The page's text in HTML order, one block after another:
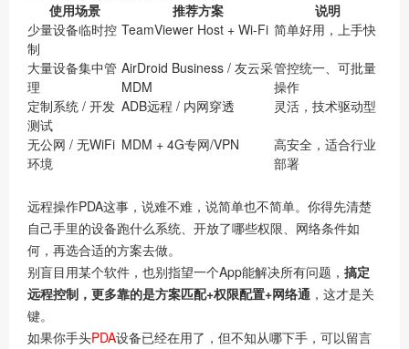
使用场景
推荐方案
说明
少量设备临时控
制
TeamViewer Host + Wi-Fi 简单好用，上手快
大量设备集中管
理
AirDroid Business / 友云采
MDM
管控统一、可批量
操作
定制系统 / 开发
测试
ADB远程 / 内网穿透 灵活，技术驱动型
无公网 / 无WiFi
环境
MDM + 4G专网/VPN
高安全，适合行业
部署
远程操作PDA这事，说难不难，说简单也不简单。你得先清楚
自己手里的设备跑什么系统、开放了哪些权限、网络条件如
何，再选合适的方案去做。
别盲目用某个软件，也别指望一个App能解决所有问题， 搞定
远程控制，更多靠的是方案匹配+权限配置+网络通 ，这才是关
键。
如果你手头PDA设备已经在用了，但不知从哪下手，可以留言